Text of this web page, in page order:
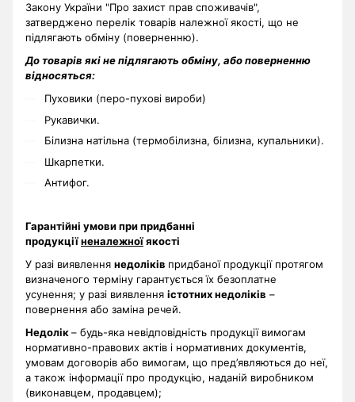
Закону України "Про захист прав споживачів",
затверджено перелік товарів належної якості, що не
підлягають обміну (поверненню).
До товарів які не підлягають обміну, або поверненню
відносяться:
Пуховики (перо-пухові вироби)
Рукавички.
Білизна натільна (термобілизна, білизна, купальники).
Шкарпетки.
Антифог.
Гарантійні умови при придбанні
продукціїненалежноїякості
У разі виявлення недоліків придбаної продукції протягом
визначеного терміну гарантується їх безоплатне
усунення; у разі виявлення істотних недоліків –
повернення або заміна речей.
Недолік– будь-яка невідповідність продукції вимогам
нормативно-правових актів і нормативних документів,
умовам договорів або вимогам, що пред’являються до неї,
а також інформації про продукцію, наданій виробником
(виконавцем, продавцем);